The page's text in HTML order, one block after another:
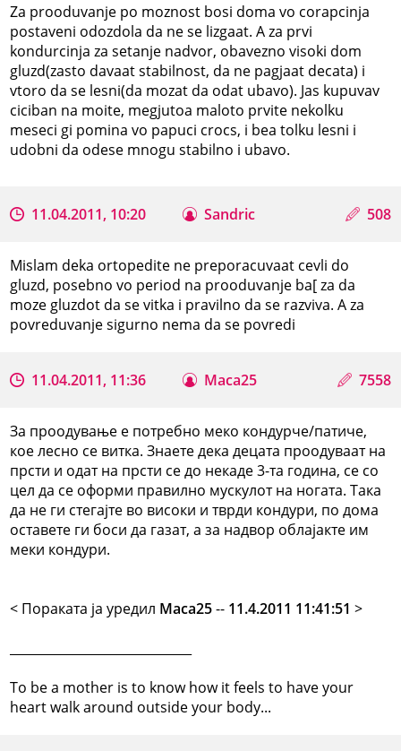
Za prooduvanje po moznost bosi doma vo corapcinja
postaveni odozdola da ne se lizgaat. A za prvi
kondurcinja za setanje nadvor, obavezno visoki dom
gluzd(zasto davaat stabilnost, da ne pagjaat decata) i
vtoro da se lesni(da mozat da odat ubavo). Jas kupuvav
ciciban na moite, megjutoa maloto prvite nekolku
meseci gi pomina vo papuci crocs, i bea tolku lesni i
udobni da odese mnogu stabilno i ubavo.
11.04.2011, 10:20 Sandric 508
Mislam deka ortopedite ne preporacuvaat cevli do
gluzd, posebno vo period na prooduvanje ba[ za da
moze gluzdot da se vitka i pravilno da se razviva. A za
povreduvanje sigurno nema da se povredi
11.04.2011, 11:36 Maca25 7558
За проодување е потребно меко кондурче/патиче,
кое лесно се витка. Знаете дека децата проодуваат на
прсти и одат на прсти се до некаде 3-та година, се со
цел да се оформи правилно мускулот на ногата. Така
да не ги стегајте во високи и тврди кондури, по дома
оставете ги боси да газат, а за надвор облајакте им
меки кондури.
< Поракaта ја уредил Maca25-- 11.4.2011 11:41:51>
To be a mother is to know how it feels to have your
heart walk around outside your body...